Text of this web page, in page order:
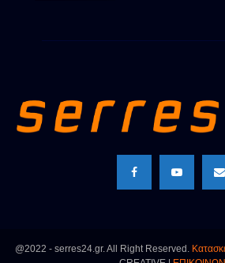
@2022 - serres24.gr. All Right Reserved.